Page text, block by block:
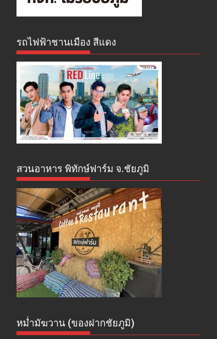
รถไฟฟ้าชานเมือง สีแดง
สวนอาหาร พิทักษ์ฟาร์ม จ.ชัยภูมิ
หม่ำมัฆวาน (ของฝากชัยภูมิ)